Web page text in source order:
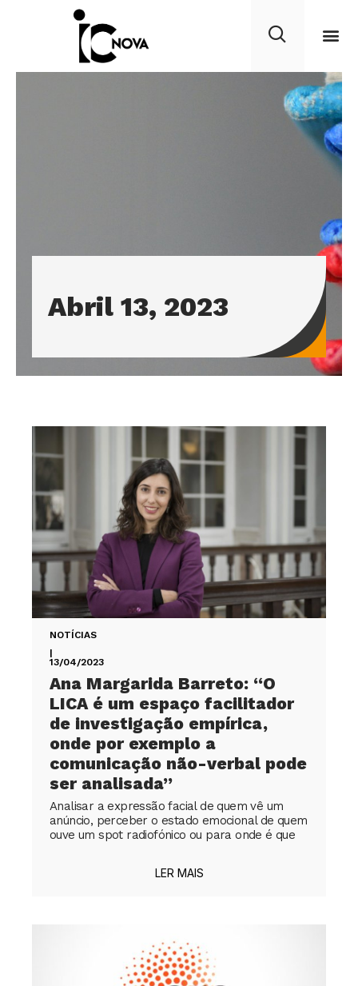
Abril 13, 2023
NOTÍCIAS
|
13/04/2023
Ana Margarida Barreto: “O
LICA é um espaço facilitador
de investigação empírica,
onde por exemplo a
comunicação não-verbal pode
ser analisada”
Analisar a expressão facial de quem vê um
anúncio, perceber o estado emocional de quem
ouve um spot radiofónico ou para onde é que
LER MAIS